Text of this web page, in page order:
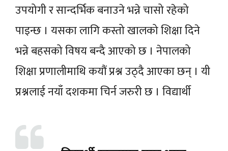
उपयोगी र सान्दर्भिक बनाउने भन्ने चासो रहेको
पाइन्छ । यसका लागि कस्तो खालको शिक्षा दिने
भन्ने बहसको विषय बन्दै आएको छ । नेपालको
शिक्षा प्रणालीमाथि कयौं प्रश्न उठ्दै आएका छन् । यी
प्रश्नलाई नयाँ दशकमा चिर्न जरुरी छ । विद्यार्थी